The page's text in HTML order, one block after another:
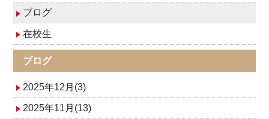
ブログ
在校生
ブログ
2025年12月(3)
2025年11月(13)